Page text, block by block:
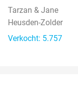
Tarzan & Jane
Heusden-Zolder
Verkocht: 5.757